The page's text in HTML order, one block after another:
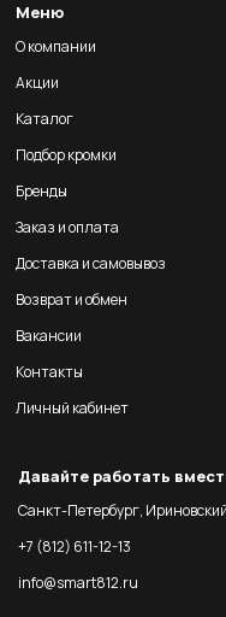
Меню
О компании
Акции
Каталог
Подбор кромки
Бренды
Заказ и оплата
Доставка и самовывоз
Возврат и обмен
Вакансии
Контакты
Личный кабинет
Давайте работать
Санкт-Петербург,
+7 (812) 611-12-13
info@smart812.ru